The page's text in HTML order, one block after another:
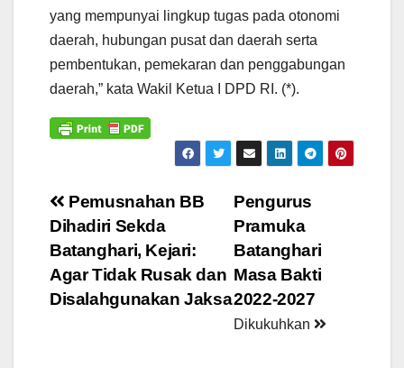
yang mempunyai lingkup tugas pada otonomi
daerah, hubungan pusat dan daerah serta
pembentukan, pemekaran dan penggabungan
daerah,” kata Wakil Ketua I DPD RI. (*).
Navigasi
pos
Pengurus
Pramuka
Batanghari
Masa Bakti
2022-2027
Dikukuhkan
Pemusnahan BB
Dihadiri Sekda
Batanghari, Kejari:
Agar Tidak Rusak dan
Disalahgunakan Jaksa